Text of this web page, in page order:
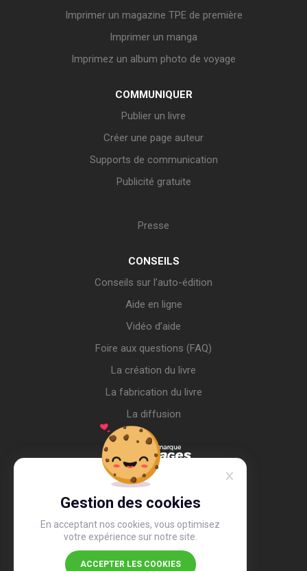
Gestion des cookies
En acceptant nos cookies, vous optimisez
votre expérience sur notre site.
ACCEPTER LES COOKIES
Imprimer un magazine TPE de première
Imprimer un manga
Imprimez un album photo de voyage
COMMUNIQUER
Publier un livre
Créer une page auteur
Supports de communication
Publicité gratuite
Presse
CONSEILS
Conseils sur l’auto-édition
Aide en ligne
Vidéo d’aide
Foire aux questions (FAQ)
La création du livre
La fabrication du livre
La diffusion